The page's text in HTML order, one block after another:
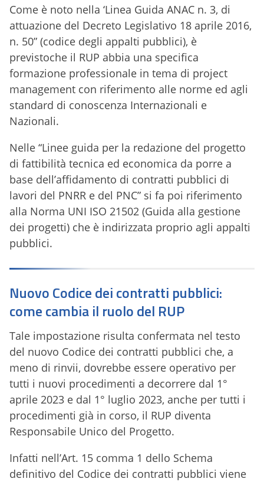
Come è noto nella ‘Linea Guida ANAC n. 3, di
attuazione del Decreto Legislativo 18 aprile 2016,
n. 50” (codice degli appalti pubblici), è
previstoche il RUP abbia una specifica
formazione professionale in tema di project
management con riferimento alle norme ed agli
standard di conoscenza Internazionali e
Nazionali.
Nelle “Linee guida per la redazione del progetto
di fattibilità tecnica ed economica da porre a
base dell’affidamento di contratti pubblici di
lavori del PNRR e del PNC” si fa poi riferimento
alla Norma UNI ISO 21502 (Guida alla gestione
dei progetti) che è indirizzata proprio agli appalti
pubblici.
Nuovo Codice dei contratti pubblici:
come cambia il ruolo del RUP
Tale impostazione risulta confermata nel testo
del nuovo Codice dei contratti pubblici che, a
meno di rinvii, dovrebbe essere operativo per
tutti i nuovi procedimenti a decorrere dal 1°
aprile 2023 e dal 1° luglio 2023, anche per tutti i
procedimenti già in corso, il RUP diventa
Responsabile Unico del Progetto.
Infatti nell’Art. 15 comma 1 dello Schema
definitivo del Codice dei contratti pubblici viene